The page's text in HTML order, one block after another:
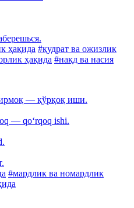
ҳақида #қудрат ва ожизлик
ҳақида #нақд ва насия
— қўрқоқ иши.
— qo‘rqoq ishi.
#мардлик ва номардлик